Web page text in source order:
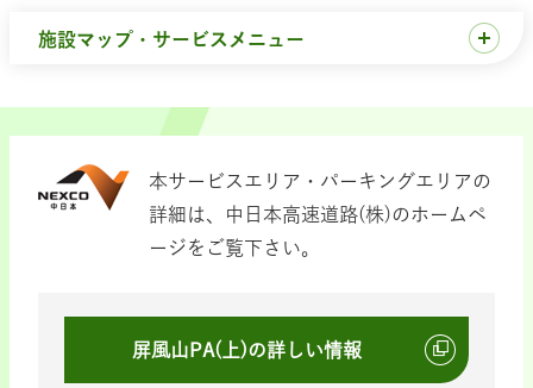
施設マップ・サービスメニュー
本サービスエリア・パーキングエリアの
詳細は、中日本高速道路(株)のホームペ
ージをご覧下さい。
屏風山PA(上)の詳しい情報